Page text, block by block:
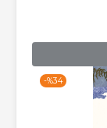
-%34